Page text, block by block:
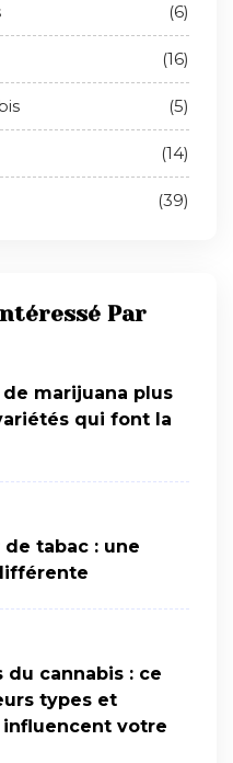
(6)
(16)
(5)
(14)
(39)
Par
de marijuana plus
qui font la
tabac : une
du cannabis : ce
types et
votre